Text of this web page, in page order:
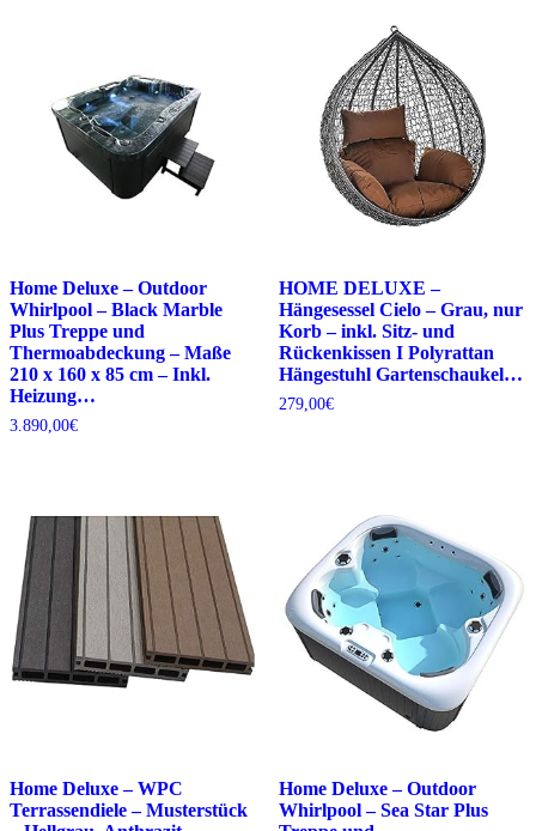
Home Deluxe – Outdoor
Whirlpool – Black Marble
Plus Treppe und
Thermoabdeckung – Maße
210 x 160 x 85 cm – Inkl.
Heizung…
3.890,00€
HOME DELUXE –
Hängesessel Cielo – Grau, nur
Korb – inkl. Sitz- und
Rückenkissen I Polyrattan
Hängestuhl Gartenschaukel…
279,00€
Home Deluxe – WPC
Terrassendiele – Musterstück
Home Deluxe – Outdoor
Whirlpool – Sea Star Plus